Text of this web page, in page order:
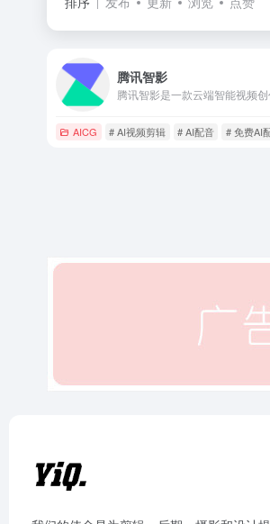
腾讯智影
AICG # AI视频剪辑 # AI配音 # 免费AI